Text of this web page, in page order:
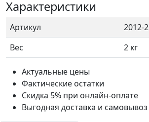
Характеристики
Артикул
2012-2
Вес
2 кг
Актуальные цены
Фактические остатки
Скидка 5% при онлайн-оплате
Выгодная доставка и самовывоз